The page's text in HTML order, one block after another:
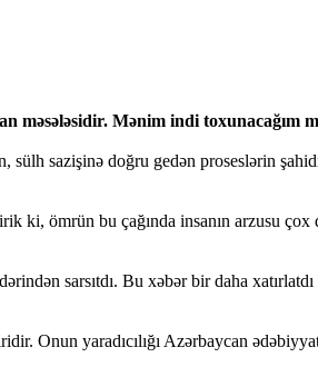
Mənim indi toxunacağım
sülh sazişinə doğru gedən proseslərin
ömrün bu çağında insanın arzusu
sarsıtdı. Bu xəbər bir daha
Onun yaradıcılığı Azərbaycan